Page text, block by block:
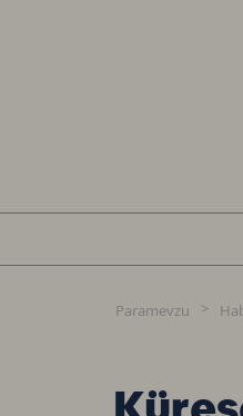
Paramevzu